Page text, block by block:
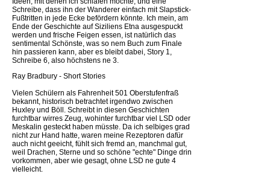
Schreibe, dass ihn der Wanderer einfach mit Slapstick-
Fußtritten in jede Ecke befördern könnte. Ich mein, am
Ende der Geschichte auf Siziliens Etna ausgespuckt
werden und frische Feigen essen, ist natürlich das
sentimental Schönste, was so nem Buch zum Finale
hin passieren kann, aber es bleibt dabei, Story 1,
Schreibe 6, also höchstens ne 3.
Ray Bradbury - Short Stories
Vielen Schülern als Fahrenheit 501 Oberstufenfraß
bekannt, historisch betrachtet irgendwo zwischen
Huxley und Böll. Schreibt in diesen Geschichten
furchtbar wirres Zeug, wohinter furchtbar viel LSD oder
Meskalin gesteckt haben müsste. Da ich selbiges grad
nicht zur Hand hatte, waren meine Rezeptoren dafür
auch nicht geeicht, fühlt sich fremd an, manchmal gut,
weil Drachen, Sterne und so schöne "echte" Dinge drin
vorkommen, aber wie gesagt, ohne LSD ne gute 4
vielleicht.